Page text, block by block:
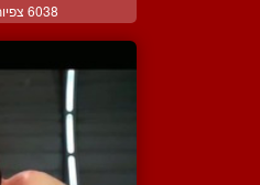
6038 צפיות